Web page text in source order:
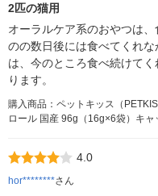
2匹の猫用
オーラルケア系のおやつは
のの数日後には食べてくれ
は、今のところ食べ続けて
ります。
購入商品：ペットキッス（
ロール 国産 96g（16g×6袋）キ
4.0
hor********さん